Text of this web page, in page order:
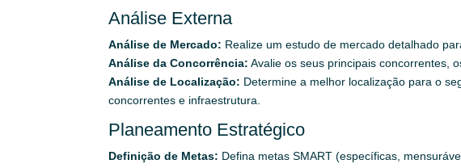
Análise Externa
Análise de Mercado: Realize um estudo de mercado detalhado
Análise da Concorrência: Avalie os seus principais concorrentes,
Análise de Localização: Determine a melhor localização para o
concorrentes e infraestrutura.
Planeamento Estratégico
Definição de Metas: Defina metas SMART (específicas,